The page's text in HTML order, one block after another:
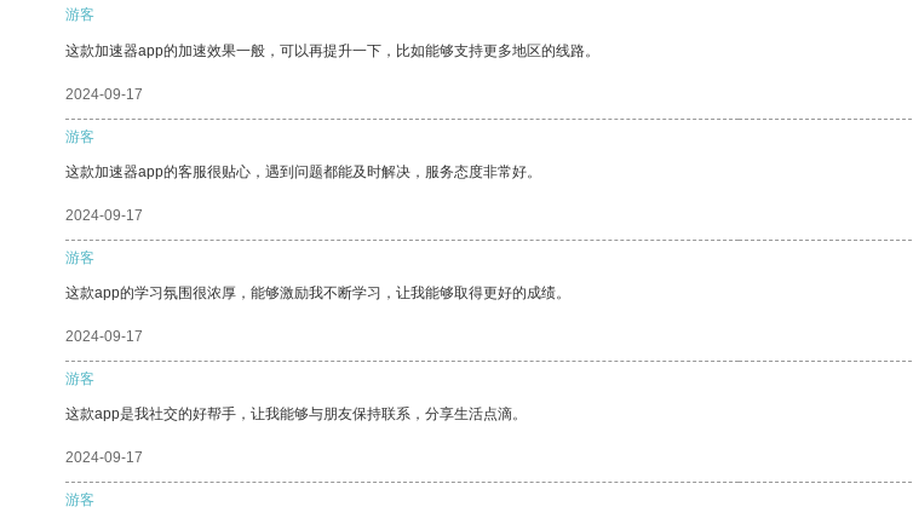
游客
这款加速器app的加速效果一般，可以再提升一下，比如能够支持更多地区的线路。
2024-09-17
游客
这款加速器app的客服很贴心，遇到问题都能及时解决，服务态度非常好。
2024-09-17
游客
这款app的学习氛围很浓厚，能够激励我不断学习，让我能够取得更好的成绩。
2024-09-17
游客
这款app是我社交的好帮手，让我能够与朋友保持联系，分享生活点滴。
2024-09-17
游客